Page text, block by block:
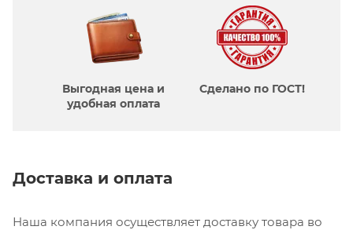
Выгодная цена и
удобная оплата
Сделано по ГОСТ!
Доставка и оплата
Наша компания осуществляет доставку товара во